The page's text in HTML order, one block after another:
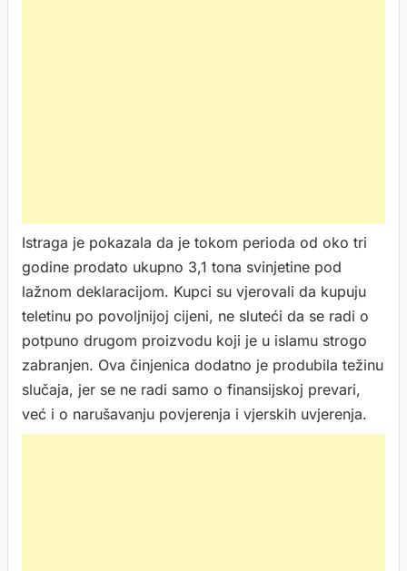
Istraga je pokazala da je tokom perioda od oko tri
godine prodato ukupno 3,1 tona svinjetine pod
lažnom deklaracijom. Kupci su vjerovali da kupuju
teletinu po povoljnijoj cijeni, ne sluteći da se radi o
potpuno drugom proizvodu koji je u islamu strogo
zabranjen. Ova činjenica dodatno je produbila težinu
slučaja, jer se ne radi samo o finansijskoj prevari,
već i o narušavanju povjerenja i vjerskih uvjerenja.